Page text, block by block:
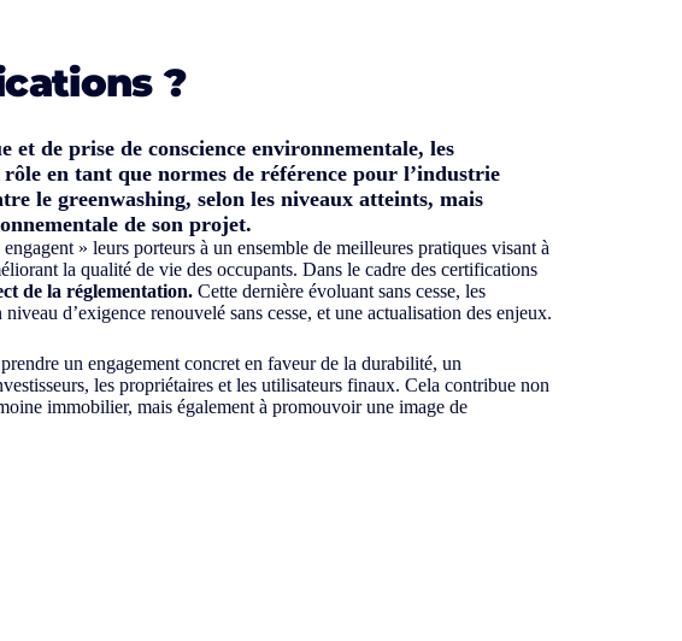
?
et de prise de conscience environnementale, les
en tant que normes de référence pour l’industrie
le greenwashing, selon les niveaux atteints, mais
de son projet.
» leurs porteurs à un ensemble de meilleures pratiques visant à
la qualité de vie des occupants. Dans le cadre des certifications
de la réglementation. Cette dernière évoluant sans cesse, les
d’exigence renouvelé sans cesse, et une actualisation des enjeux.
un engagement concret en faveur de la durabilité, un
les propriétaires et les utilisateurs finaux. Cela contribue non
immobilier, mais également à promouvoir une image de